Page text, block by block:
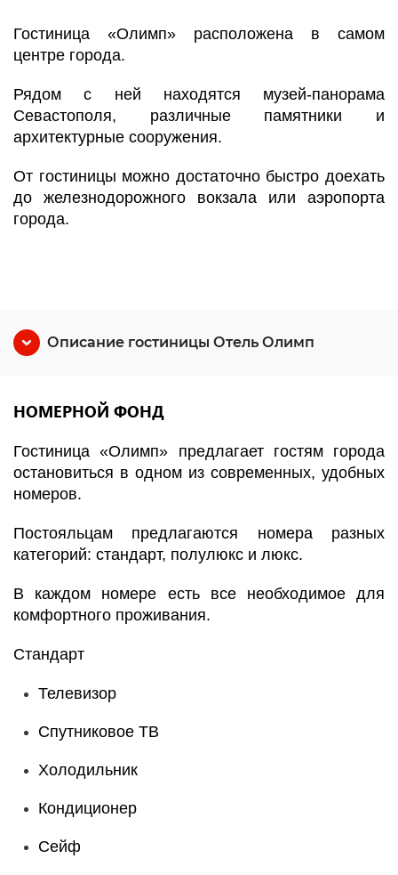
Гостиница «Олимп» расположена в самом
центре города.
Рядом с ней находятся музей-панорама
Севастополя, различные памятники и
архитектурные сооружения.
От гостиницы можно достаточно быстро доехать
до железнодорожного вокзала или аэропорта
города.
Описание гостиницы Отель Олимп
НОМЕРНОЙ ФОНД
Гостиница «Олимп» предлагает гостям города
остановиться в одном из современных, удобных
номеров.
Постояльцам предлагаются номера разных
категорий: стандарт, полулюкс и люкс.
В каждом номере есть все необходимое для
комфортного проживания.
Стандарт
Телевизор
Спутниковое ТВ
Холодильник
Кондиционер
Сейф